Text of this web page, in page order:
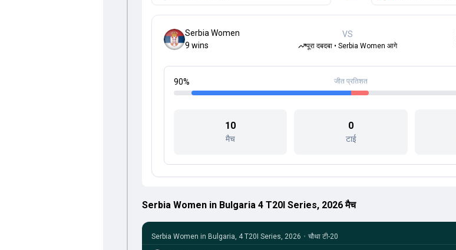
Serbia Women
9 wins
VS
पूरा दबदबा • Serbia Women आगे
90% जीत प्रतिशत
10
मैच
0
टाई
Serbia Women in Bulgaria 4 T20I Series, 2026 मैच
Serbia Women in Bulgaria, 4 T20I Series, 2026 • चौथा टी-20